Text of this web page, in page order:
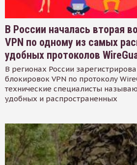
В России началась вторая
VPN по одному из самых
удобных протоколов
В регионах России
блокировок VPN по протоколу
технические специалисты
удобных и распространенных